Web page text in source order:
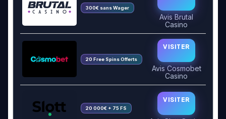
300€ sans Wager
Avis Brutal
Casino
20 Free Spins Offerts
VISITER
Avis Cosmobet
Casino
20 000€ + 75 FS
VISITER